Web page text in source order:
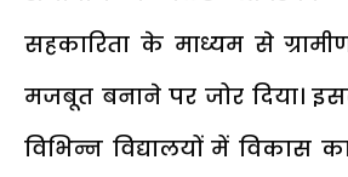
सहकारिता के माध्यम से
मजबूत बनाने पर जोर दिया।
विभिन्न विद्यालयों में विकास